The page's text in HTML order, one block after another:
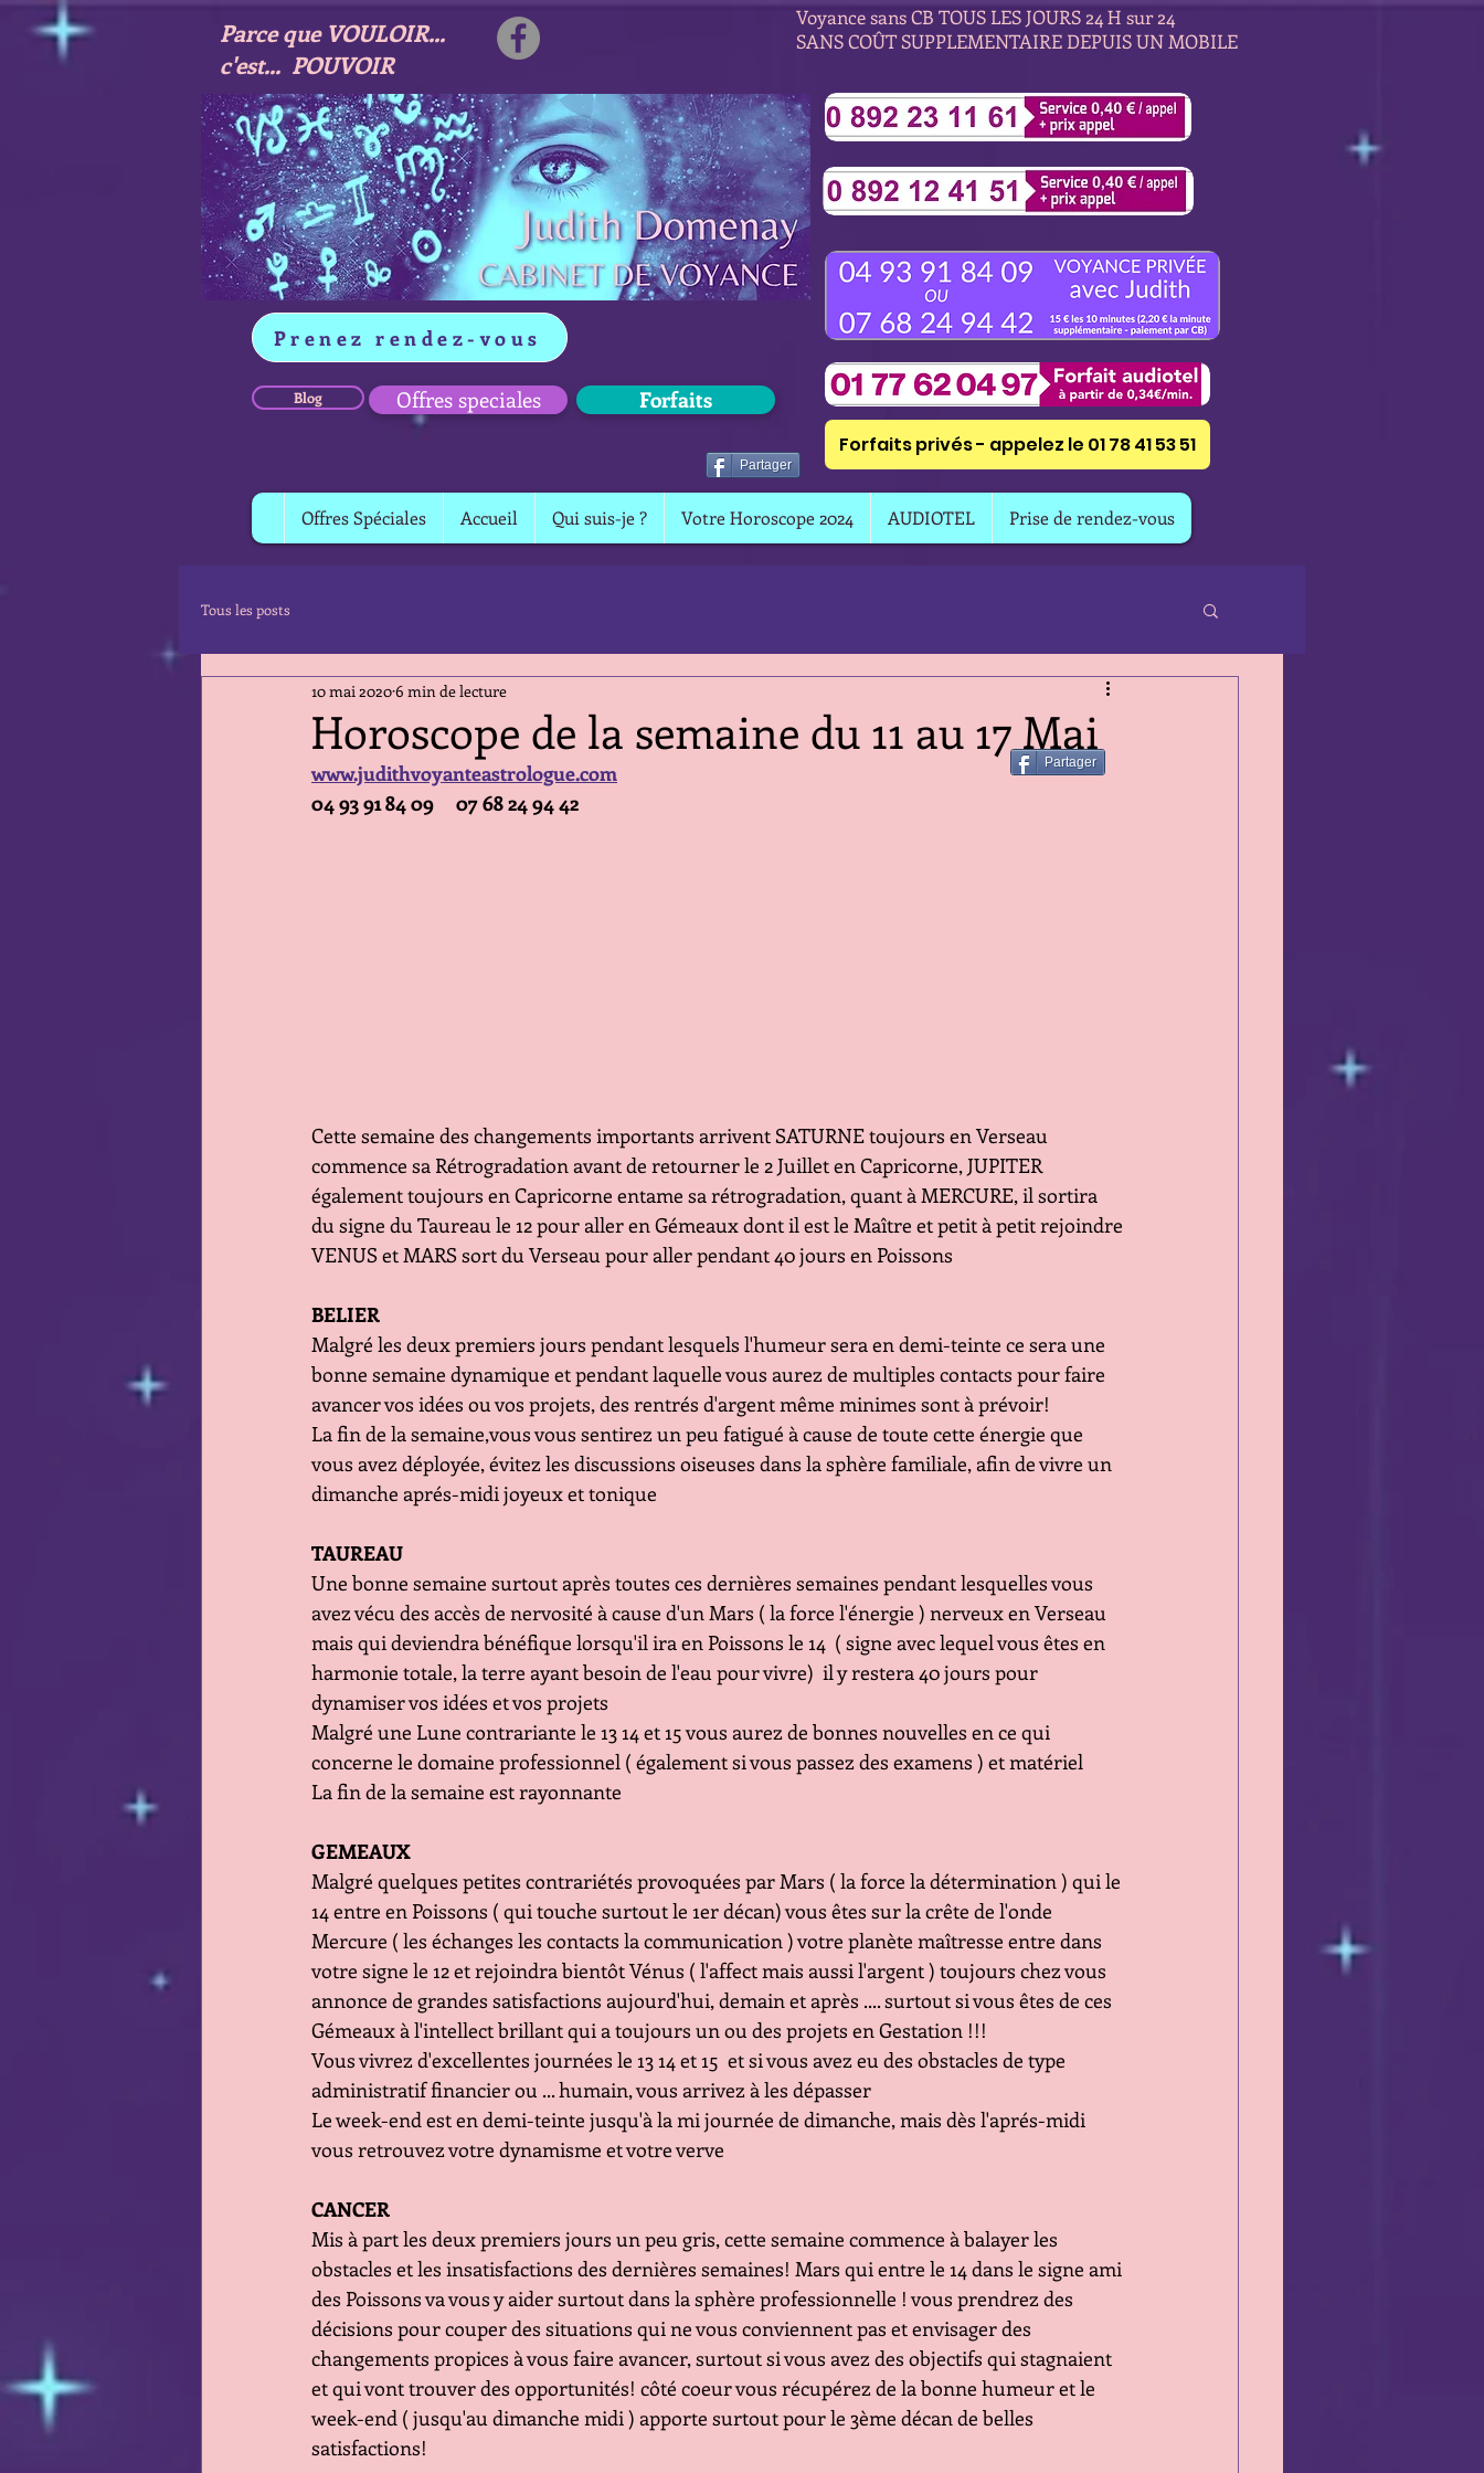
Voyance sans CB TOUS LES JOURS 24 H sur 24
SANS COÛT SUPPLEMENTAIRE DEPUIS UN MOBILE
Parce que VOULOIR...
c'est... POUVOIR
Prenez rendez-vous
Blog Offres speciales Forfaits
Partager
Forfaits privés - appelez le 01 78 41 53 51
Offres Spéciales Accueil Qui suis-je ? Votre Horoscope 2024 AUDIOTEL Prise de rendez-vous
Tous les posts
Horoscope de la semaine du 11 au 17 Mai
10 mai 20206 min de lecture
www.judithvoyanteastrologue.com
04 93 91 84 09     07 68 24 94 42
Cette semaine des changements importants arrivent SATURNE toujours en Verseau
commence sa Rétrogradation avant de retourner le 2 Juillet en Capricorne, JUPITER
également toujours en Capricorne entame sa rétrogradation, quant à MERCURE, il sortira
du signe du Taureau le 12 pour aller en Gémeaux dont il est le Maître et petit à petit rejoindre
VENUS et MARS sort du Verseau pour aller pendant 40 jours en Poissons
BELIER
Malgré les deux premiers jours pendant lesquels l'humeur sera en demi-teinte ce sera une
bonne semaine dynamique et pendant laquelle vous aurez de multiples contacts pour faire
avancer vos idées ou vos projets, des rentrés d'argent même minimes sont à prévoir!
La fin de la semaine,vous vous sentirez un peu fatigué à cause de toute cette énergie que
vous avez déployée, évitez les discussions oiseuses dans la sphère familiale, afin de vivre un
dimanche aprés-midi joyeux et tonique
TAUREAU
Une bonne semaine surtout après toutes ces dernières semaines pendant lesquelles vous
avez vécu des accès de nervosité à cause d'un Mars ( la force l'énergie ) nerveux en Verseau
mais qui deviendra bénéfique lorsqu'il ira en Poissons le 14  ( signe avec lequel vous êtes en
harmonie totale, la terre ayant besoin de l'eau pour vivre)  il y restera 40 jours pour
dynamiser vos idées et vos projets
Malgré une Lune contrariante le 13 14 et 15 vous aurez de bonnes nouvelles en ce qui
concerne le domaine professionnel ( également si vous passez des examens ) et matériel
La fin de la semaine est rayonnante
GEMEAUX
Malgré quelques petites contrariétés provoquées par Mars ( la force la détermination ) qui le
14 entre en Poissons ( qui touche surtout le 1er décan) vous êtes sur la crête de l'onde
Mercure ( les échanges les contacts la communication ) votre planète maîtresse entre dans
votre signe le 12 et rejoindra bientôt Vénus ( l'affect mais aussi l'argent ) toujours chez vous
annonce de grandes satisfactions aujourd'hui, demain et après .... surtout si vous êtes de ces
Gémeaux à l'intellect brillant qui a toujours un ou des projets en Gestation !!!
Vous vivrez d'excellentes journées le 13 14 et 15  et si vous avez eu des obstacles de type
administratif financier ou ... humain, vous arrivez à les dépasser
Le week-end est en demi-teinte jusqu'à la mi journée de dimanche, mais dès l'aprés-midi
vous retrouvez votre dynamisme et votre verve
CANCER
Mis à part les deux premiers jours un peu gris, cette semaine commence à balayer les
obstacles et les insatisfactions des dernières semaines! Mars qui entre le 14 dans le signe ami
des Poissons va vous y aider surtout dans la sphère professionnelle ! vous prendrez des
décisions pour couper des situations qui ne vous conviennent pas et envisager des
changements propices à vous faire avancer, surtout si vous avez des objectifs qui stagnaient
et qui vont trouver des opportunités! côté coeur vous récupérez de la bonne humeur et le
week-end ( jusqu'au dimanche midi ) apporte surtout pour le 3ème décan de belles
satisfactions!
Partager